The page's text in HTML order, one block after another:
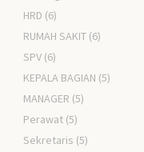
HRD (6)
RUMAH SAKIT (6)
SPV (6)
KEPALA BAGIAN (5)
MANAGER (5)
Perawat (5)
Sekretaris (5)